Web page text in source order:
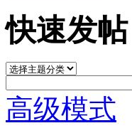
快速发帖
高级模式